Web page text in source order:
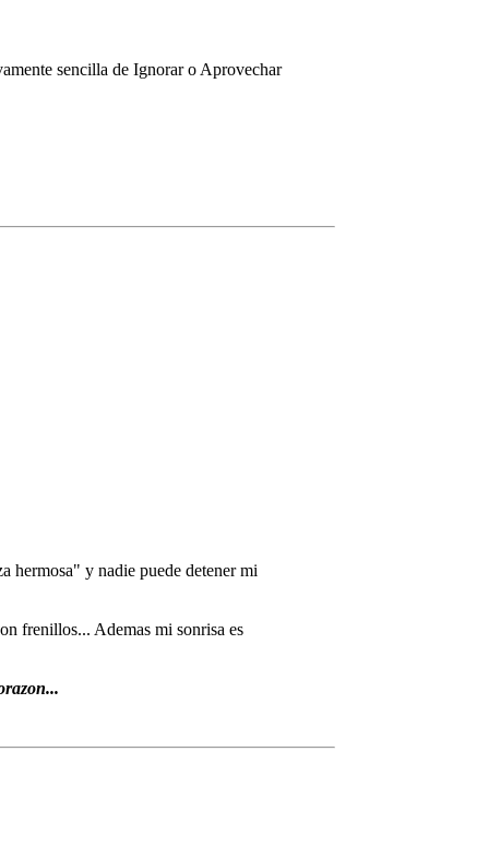
sencilla de Ignorar o Aprovechar
hermosa" y nadie puede detener mi
frenillos... Ademas mi sonrisa es